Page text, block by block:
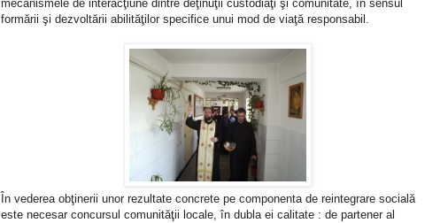
mecanismele de interacţiune dintre deţinuţii custodiaţi şi comunitate, în sensul
formării şi dezvoltării abilităţilor specifice unui mod de viaţă responsabil.
În vederea obţinerii unor rezultate concrete pe componenta de reintegrare socială
este necesar concursul comunităţii locale, în dubla ei calitate : de partener al